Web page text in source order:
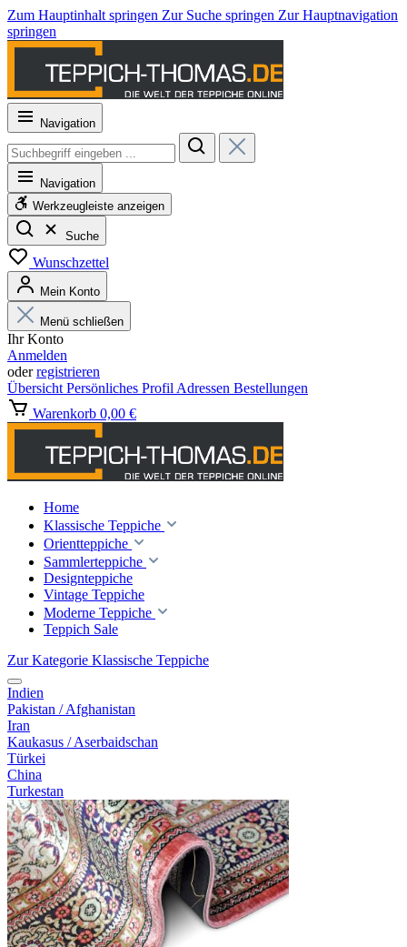
Zum Hauptinhalt springen Zur Suche springen Zur Hauptnavigation
springen
Navigation
Navigation
Werkzeugleiste anzeigen
Suche
Wunschzettel
Mein Konto
Menü schließen
Ihr Konto
Anmelden
oderregistrieren
Übersicht Persönliches Profil Adressen Bestellungen
Warenkorb 0,00 €
Home
Klassische Teppiche
Orientteppiche
Sammlerteppiche
Designteppiche
Vintage Teppiche
Moderne Teppiche
Teppich Sale
Zur Kategorie Klassische Teppiche
Indien
Pakistan / Afghanistan
Iran
Kaukasus / Aserbaidschan
Türkei
China
Turkestan